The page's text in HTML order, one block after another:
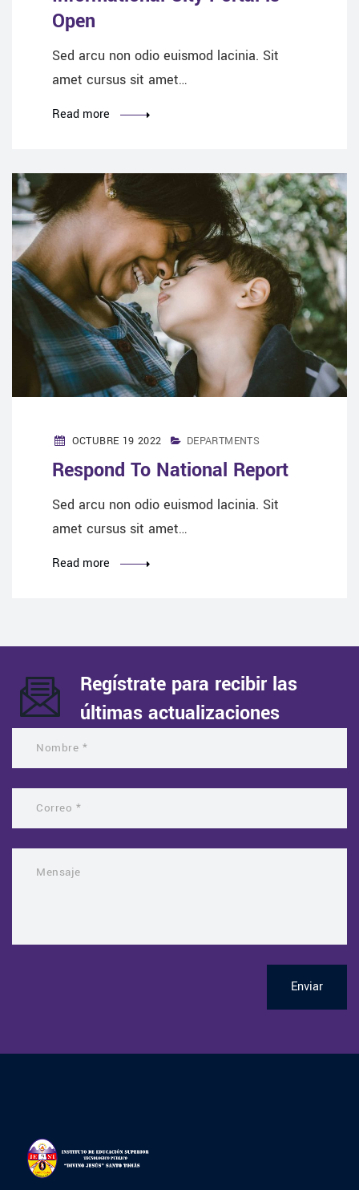
Open
Sed arcu non odio euismod lacinia. Sit
amet cursus sit amet…
Read more
OCTUBRE 19 2022 DEPARTMENTS
Respond To National Report
Sed arcu non odio euismod lacinia. Sit
amet cursus sit amet…
Read more
Regístrate para recibir las
últimas actualizaciones
Enviar